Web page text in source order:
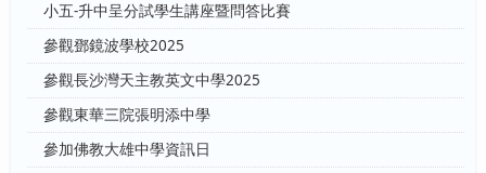
小五-升中呈分試學生講座暨問答比賽
參觀鄧鏡波學校2025
參觀長沙灣天主教英文中學2025
參觀東華三院張明添中學
參加佛教大雄中學資訊日